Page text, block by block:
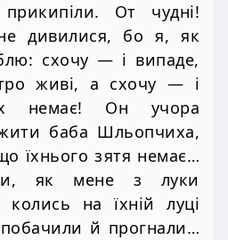
От чудні!
дивилися, бо я, як
схочу — і випаде,
живі, а схочу — і
немає! Он учора
баба Шльопчиха,
їхнього зятя немає…
як мене з луки
колись на їхній луці
й прогнали…